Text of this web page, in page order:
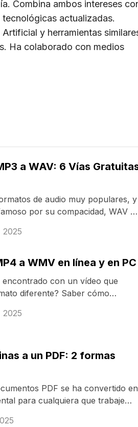
Combina ambos intereses
actualizadas.
y herramientas
Ha colaborado con medios
a WAV: 6 Vías
de audio muy populares, y
por su compacidad, WAV se
a ...
2025
a WMV en línea y en PC
encontrado con un vídeo que
diferente? Saber cómo
ser una ...
2025
a un PDF: 2 formas
PDF se ha convertido en
para cualquiera que trabaje
...